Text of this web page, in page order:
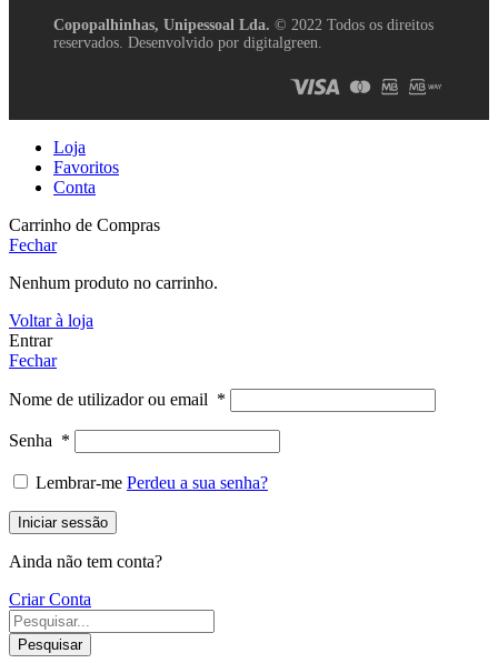
Copopalhinhas, Unipessoal Lda. © 2022 Todos os direitos
reservados. Desenvolvido por digitalgreen.
Loja
Favoritos
Conta
Carrinho de Compras
Fechar
Nenhum produto no carrinho.
Voltar à loja
Entrar
Fechar
Nome de utilizador ou email *
Senha *
Lembrar-me Perdeu a sua senha?
Iniciar sessão
Ainda não tem conta?
Criar Conta
Pesquisar